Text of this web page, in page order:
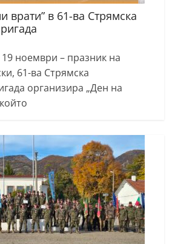
врати” в 61-ва Стрямска
ноември – празник на
61-ва Стрямска
организира „Ден на